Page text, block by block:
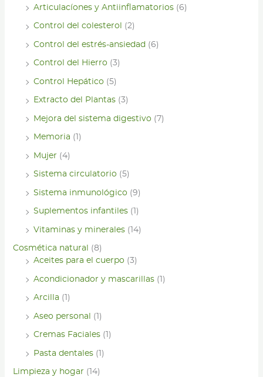
Articulacíones y Antiinflamatorios (6)
Control del colesterol (2)
Control del estrés-ansiedad (6)
Control del Hierro (3)
Control Hepático (5)
Extracto del Plantas (3)
Mejora del sistema digestivo (7)
Memoria (1)
Mujer (4)
Sistema circulatorio (5)
Sistema inmunológico (9)
Suplementos infantiles (1)
Vitaminas y minerales (14)
Cosmética natural
(8)
Aceites para el cuerpo (3)
Acondicionador y mascarillas (1)
Arcilla (1)
Aseo personal (1)
Cremas Faciales (1)
Pasta dentales (1)
Limpieza y hogar (14)